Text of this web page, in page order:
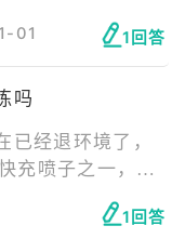
角色在up结束之
招募、铸模 。
01 1回答
吗
已经退环境了，
充喷子之一，不
，偶尔能在个突
多拉个444就行
1回答